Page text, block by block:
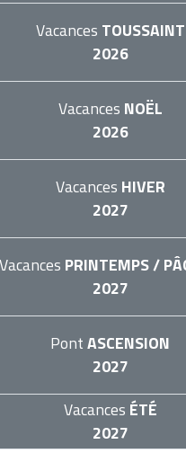
Vacances TOUSSAINT
2026
Vacances NOËL
2026
Vacances HIVER
2027
Vacances PRINTEMPS /
2027
PontASCENSION
2027
Vacances ÉTÉ
2027